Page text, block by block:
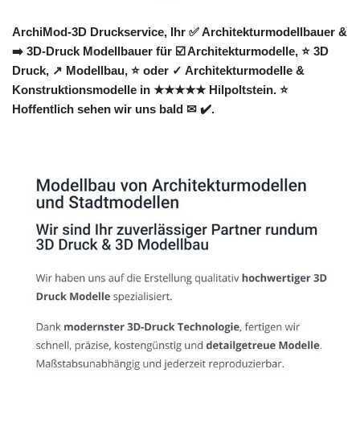
ArchiMod-3D Druckservice, Ihr ✅ Architekturmodellbauer &
➡️ 3D-Druck Modellbauer für ☑️ Architekturmodelle, ⭐ 3D
Druck, ↗️ Modellbau, ⭐ oder ✓ Architekturmodelle &
Konstruktionsmodelle in ★★★★★ Hilpoltstein. ⭐
Hoffentlich sehen wir uns bald ✉ ✔️.